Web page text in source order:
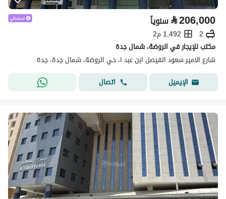
⃁206,000 سنوياً
2
1,492 م2
مكتب للإيجار في الروضة، شمال جدة
شارع الامير سعود الفيصل ابن عبد ا، حي الروضة، شمال جدة، جدة
الإيميل
اتصال